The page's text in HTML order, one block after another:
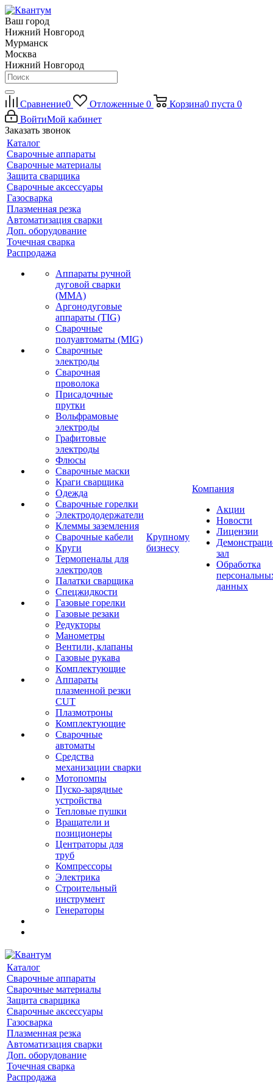
Ваш город
Нижний Новгород
Мурманск
Москва
Нижний Новгород
Сравнение0 Отложенные 0 Корзина0 пуста 0
ВойтиМой кабинет
Заказать звонок
Каталог
Сварочные аппараты
Сварочные материалы
Защита сварщика
Сварочные аксессуары
Газосварка
Плазменная резка
Автоматизация сварки
Доп. оборудование
Точечная сварка
Распродажа
Аппараты ручной
дуговой сварки
(MMA)
Аргонодуговые
аппараты (TIG)
Сварочные
полуавтоматы (MIG)
Сварочные
электроды
Сварочная
проволока
Присадочные
прутки
Вольфрамовые
электроды
Графитовые
электроды
Флюсы
Сварочные маски
Краги сварщика
Одежда
Сварочные горелки
Электрододержатели
Клеммы заземления
Сварочные кабели
Круги
Термопеналы для
электродов
Палатки сварщика
Спецжидкости
Газовые горелки
Газовые резаки
Редукторы
Манометры
Вентили, клапаны
Газовые рукава
Комплектующие
Аппараты
плазменной резки
CUT
Плазмотроны
Комплектующие
Сварочные
автоматы
Средства
механизации сварки
Мотопомпы
Пуско-зарядные
устройства
Тепловые пушки
Вращатели и
позиционеры
Центраторы для
труб
Компрессоры
Электрика
Строительный
инструмент
Генераторы
Крупному
бизнесу
Компания
Акции
Новости
Лицензии
зал
Обработка
данных
Каталог
Сварочные аппараты
Сварочные материалы
Защита сварщика
Сварочные аксессуары
Газосварка
Плазменная резка
Автоматизация сварки
Доп. оборудование
Точечная сварка
Распродажа